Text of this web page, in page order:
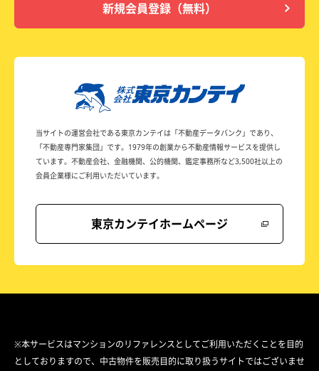
新規会員登録（無料）
当サイトの運営会社である東京カンテイは 「不動産データバンク」であり、
「不動産専門家集団」です。 1979年の創業から不動産情報サービスを提供し
ています。 不動産会社、金融機関、公的機関、鑑定事務所など3,500社以上の
会員企業様にご利用いただいています。
東京カンテイホームページ
※本サービスはマンションのリファレンスとしてご利用いただくことを目的
としておりますので、中古物件を販売目的に取り扱うサイトではございませ